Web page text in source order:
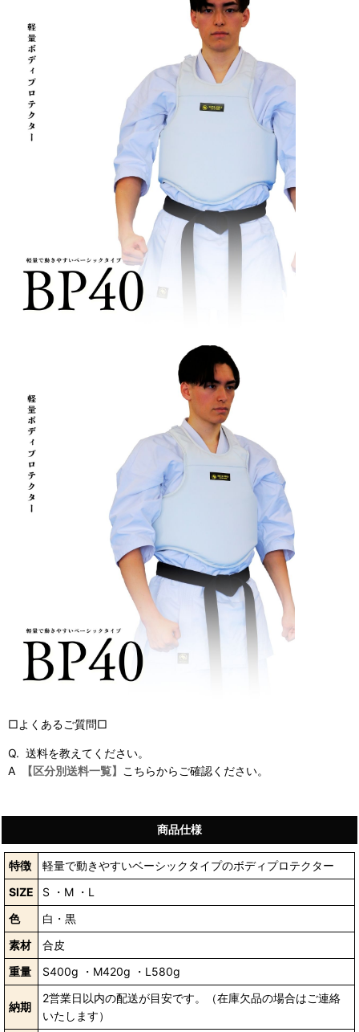
□よくあるご質問□
Q. 送料を教えてください。
A
【区分別送料一覧】 こちらからご確認ください。
商品仕様
特徴
軽量で動きやすいベーシックタイプのボディプロテクター
SIZE
S ・M ・L
色
白・黒
素材
合皮
重量
S400g ・M420g ・L580g
納期
2営業日以内の配送が目安です。（在庫欠品の場合はご連絡
いたします）